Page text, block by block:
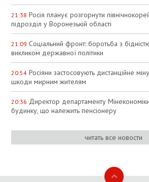
21:38 Росія планує розгорнути
підрозділ у Воронезькій області
21:09 Соціальний фронт: боротьба з
викликом державної політики
20:54 Росіяни застосовують дистанційне
шкоди мирним жителям
20:36 Директор департаменту
будинку, що належить пенсіонеру
читать все новости